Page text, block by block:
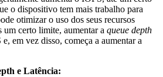
o dispositivo tem mais trabalho para
otimizar o uso dos seus recursos
um certo limite, aumentar a queue depth
em vez disso, começa a aumentar a
e Latência: